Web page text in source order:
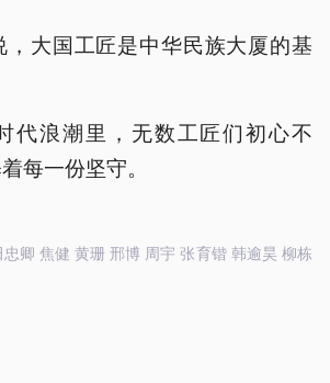
，大国工匠是中华民族大厦的基
代浪潮里，无数工匠们初心不
每一份坚守。
卿 焦健 黄珊 邢博 周宇 张育锴 韩逾昊 柳栋